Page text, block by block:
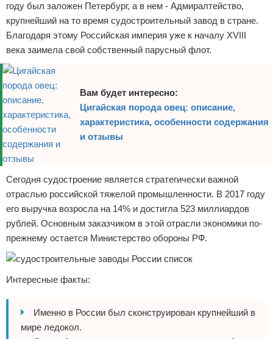
году был заложен Петербург, а в нем - Адмиралтейство,
крупнейший на то время судостроительный завод в стране.
Благодаря этому Российская империя уже к началу XVIII
века заимела свой собственный парусный флот.
Вам будет интересно:
Цигайская порода овец: описание,
характеристика, особенности содержания
и отзывы
Сегодня судостроение является стратегически важной
отраслью российской тяжелой промышленности. В 2017 году
его выручка возросла на 14% и достигла 523 миллиардов
рублей. Основным заказчиком в этой отрасли экономики по-
прежнему остается Министерство обороны РФ.
Интересные факты:
Именно в России был сконструирован крупнейший в
мире ледокол.